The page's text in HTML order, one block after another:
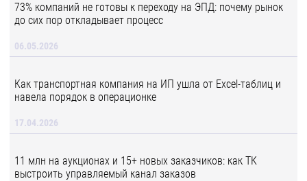
73% компаний не готовы к переходу на ЭПД: почему рынок
до сих пор откладывает процесс
06.05.2026
Как транспортная компания на ИП ушла от Excel-таблиц и
навела порядок в операционке
17.04.2026
11 млн на аукционах и 15+ новых заказчиков: как ТК
выстроить управляемый канал заказов